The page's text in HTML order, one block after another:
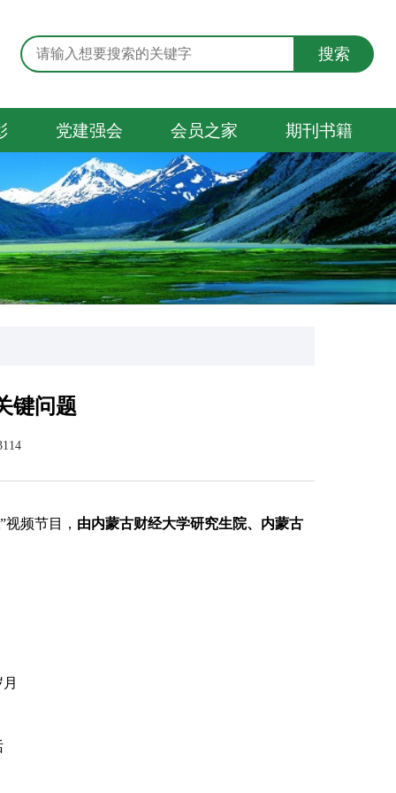
搜索
党建强会 会员之家 期刊书籍
键问题
”视频节目， 由内蒙古财经大学研究生院、内蒙古